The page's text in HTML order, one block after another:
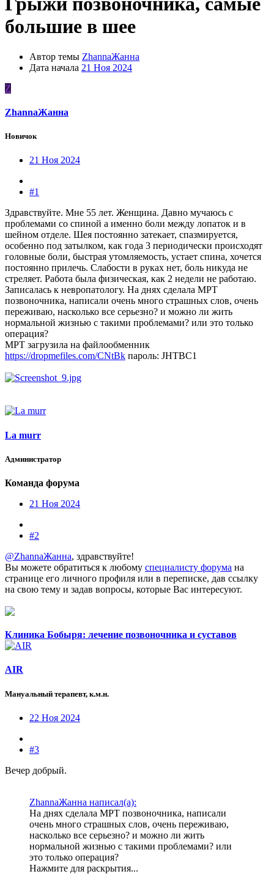
большие в шее
Автор темы ZhannaЖанна
Дата начала 21 Ноя 2024
Z
ZhannaЖанна
Новичок
21 Ноя 2024
#1
Здравствуйте. Мне 55 лет. Женщина. Давно мучаюсь с
проблемами со спиной а именно боли между лопаток и в
шейном отделе. Шея постоянно затекает, спазмируется,
особенно под затылком, как года 3 периодически происходят
головные боли, быстрая утомляемость, устает спина, хочется
постоянно прилечь. Слабости в руках нет, боль никуда не
стреляет. Работа была физическая, как 2 недели не работаю.
Записалась к невропатологу. На днях сделала МРТ
позвоночника, написали очень много страшных слов, очень
переживаю, насколько все серьезно? и можно ли жить
нормальной жизнью с такими проблемами? или это только
операция?
МРТ загрузила на файлообменник
https://dropmefiles.com/CNtBk пароль: JHTBC1
La murr
Администратор
Команда форума
21 Ноя 2024
#2
@ZhannaЖанна, здравствуйте!
Вы можете обратиться к любому специалисту форума на
странице его личного профиля или в переписке, дав ссылку
на свою тему и задав вопросы, которые Вас интересуют.
Клиника Бобыря: лечение позвоночника и суставов
AIR
Мануальный терапевт, к.м.н.
22 Ноя 2024
#3
Вечер добрый.
ZhannaЖанна написал(а):
На днях сделала МРТ позвоночника, написали
очень много страшных слов, очень переживаю,
насколько все серьезно? и можно ли жить
нормальной жизнью с такими проблемами? или
это только операция?
Нажмите для раскрытия...